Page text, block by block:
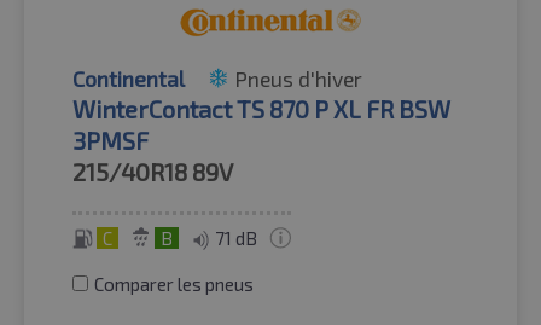
Continental Pneus d'hiver
WinterContact TS 870 P XL FR BSW
3PMSF
215/40R18 89V
C B 71 dB
Comparer les pneus